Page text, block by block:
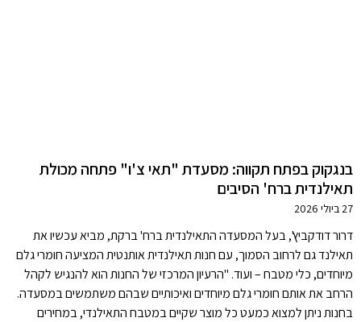
בנגקוק בפתח תקווה: מסעדת "תאי צ'ו" פתחה מכולת
תאילנדית ברח' הסיבים
27 ביולי 2026
דרור דודקביץ', בעל המסעדה התאילנדית ברח' ברקת, מביא עכשיו את
תאילנד גם לרחוב הסמוך, עם חנות תאילנדית אותנטית המציעה חומרי גלם
מיוחדים, כלי מטבח – ועוד. "הרעיון המרכזי של החנות הוא להנגיש לקהל
הרחב את אותם חומרי גלם מיוחדים ואיכותיים שבהם משתמשים במסעדה.
בחנות ניתן למצוא כמעט כל מוצר שקיים במטבח התאילנדי, במחירים